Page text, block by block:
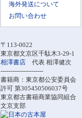
海外発送について
お問い合わせ
〒113-0022
東京都文京区千駄木3-29-1
相澤書店 代表 相澤健次
----------------------
書籍商：東京都公安委員会
許可 第305450506037号
東京都古書籍商業協同組合
文京支部